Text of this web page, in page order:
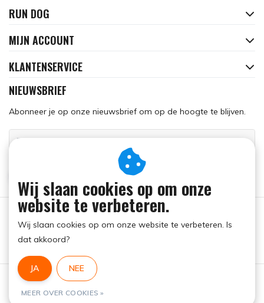
RUN DOG
MIJN ACCOUNT
KLANTENSERVICE
NIEUWSBRIEF
Abonneer je op onze nieuwsbrief om op de hoogte te blijven.
Algemene voorwaarden
Wij slaan cookies op om onze
website te verbeteren.
Wij slaan cookies op om onze website te verbeteren. Is
dat akkoord?
JA NEE
MEER OVER COOKIES »